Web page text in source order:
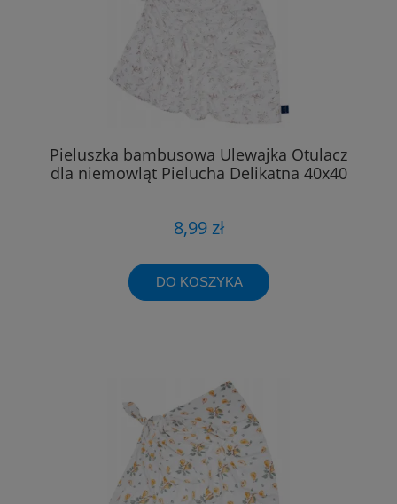
Pieluszka bambusowa Ulewajka Otulacz
dla niemowląt Pielucha Delikatna 40x40
8,99 zł
DO KOSZYKA